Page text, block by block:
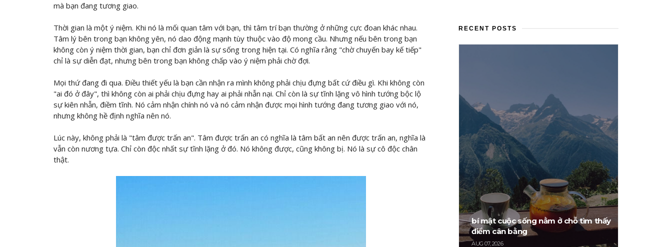
mà bạn đang tương giao.
Thời gian là một ý niệm. Khi nó là mối quan tâm với bạn, thì tâm trí bạn thường ở những cực đoan khác nhau.
Tâm lý bên trong bạn không yên, nó dao động mạnh tùy thuộc vào độ mong cầu. Nhưng nếu bên trong bạn
không còn ý niệm thời gian, bạn chỉ đơn giản là sự sống trong hiện tại. Có nghĩa rằng "chờ chuyến bay kế tiếp"
chỉ là sự diễn đạt, nhưng bên trong bạn không chấp vào ý niệm phải chờ đợi.
Mọi thứ đang đi qua. Điều thiết yếu là bạn cần nhận ra mình không phải chịu đựng bất cứ điều gì. Khi không còn
"ai đó ở đây", thì không còn ai phải chịu đựng hay ai phải nhẫn nại. Chỉ còn là sự tĩnh lặng vô hình tướng bộc lộ
sự kiên nhẫn, điềm tĩnh. Nó cảm nhận chính nó và nó cảm nhận được mọi hình tướng đang tương giao với nó,
nhưng không hề định nghĩa nên nó.
Lúc này, không phải là "tâm được trấn an". Tâm được trấn an có nghĩa là tâm bất an nên được trấn an, nghĩa là
vẫn còn nương tựa. Chỉ còn độc nhất sự tĩnh lặng ở đó. Nó không được, cũng không bị. Nó là sự cô độc chân
thật.
RECENT POSTS
bí mật cuộc sống nằm ở chỗ tìm thấy
điểm cân bằng
AUG 07, 2026